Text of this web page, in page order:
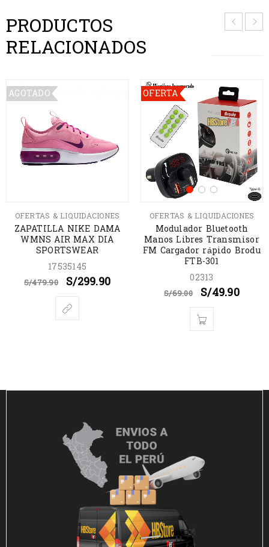
PRODUCTOS
RELACIONADOS
AGOTADO
OFERTAS & LIQUIDACIONES
ZAPATILLA NIKE DAMA
WMNS AIR MAX DIA
SPORTSWEAR
17535145
S/479.90 S/299.90
OFERTA
OFERTAS & LIQUIDACIONES
Modulador Bluetooth
Manos Libres Transmisor
FM Cargador rápido Brodu
FTB-301
02313
S/69.00 S/49.90